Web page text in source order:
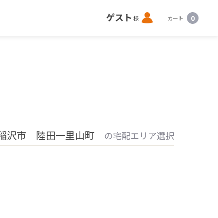
ゲスト 様 ロ
グ
カート 0
沢市 陸田一里山町 の宅配エリア選択